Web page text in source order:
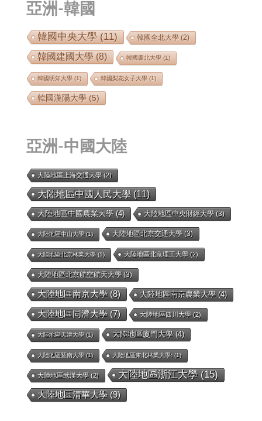
亞洲-韓國
韓國中央大學(11) 韓國全北大學 (2)
韓國建國大學 (8) 韓國慶北大學 (1)
韓國明知大學 (1) 韓國梨花女子大學 (1)
韓國漢陽大學 (5)
亞洲-中國大陸
大陸地區上海交通大學(2)
大陸地區中國人民大學(11)
大陸地區中國農業大學(4) 大陸地區中央財經大學(3)
大陸地區中山大學(1) 大陸地區北京交通大學(3)
大陸地區北京林業大學(1) 大陸地區北京理工大學(2)
大陸地區北京航空航天大學(3)
大陸地區南京大學(8) 大陸地區南京農業大學(4)
大陸地區同濟大學(7) 大陸地區四川大學(2)
大陸地區天津大學(1) 大陸地區廈門大學(4)
大陸地區暨南大學(1) 大陸地區東北林業大學: (1)
大陸地區武漢大學(2) 大陸地區浙江大學 (15)
大陸地區清華大學(9)